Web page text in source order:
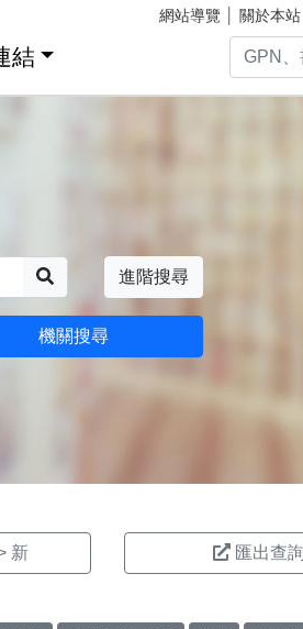
網站導覽 關於本站
結
進階搜尋
機關搜尋
新 匯出查詢